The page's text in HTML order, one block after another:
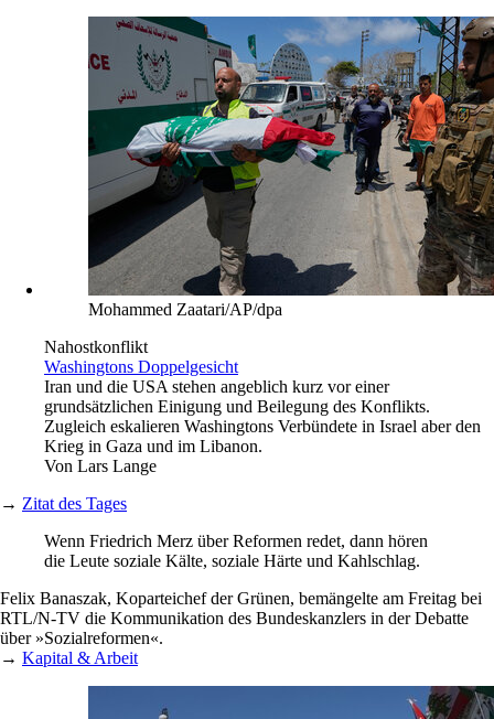
Mohammed Zaatari/AP/dpa
Nahostkonflikt
Washingtons Doppelgesicht
Iran und die USA stehen angeblich kurz vor einer
grundsätzlichen Einigung und Beilegung des Konflikts.
Zugleich eskalieren Washingtons Verbündete in Israel aber den
Krieg in Gaza und im Libanon.
Von Lars Lange
→ Zitat des Tages
Wenn Friedrich Merz über Reformen ­redet, dann hören
die Leute soziale Kälte, soziale Härte und ­Kahlschlag.
Felix Banaszak, Koparteichef der Grünen, bemängelte am Freitag bei
RTL/N-TV die Kommunikation des Bundeskanzlers in der ­Debatte
über »Sozialreformen«.
→ Kapital & Arbeit